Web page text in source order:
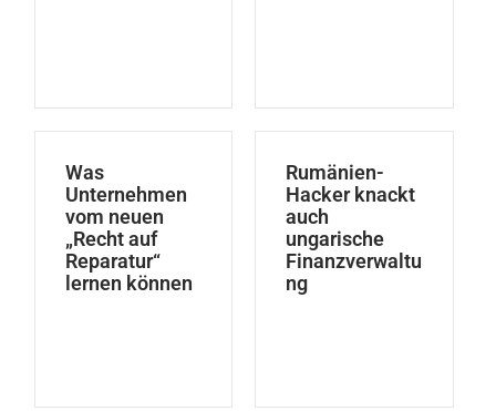
Was
Unternehmen
vom neuen
„Recht auf
Reparatur“
lernen können
Rumänien-
Hacker knackt
auch
ungarische
Finanzverwaltu
ng